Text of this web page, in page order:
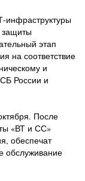
инфраструктуры
защиты
этап
на соответствие
и
России и
После
«ВТ и СС»
обеспечат
обслуживание